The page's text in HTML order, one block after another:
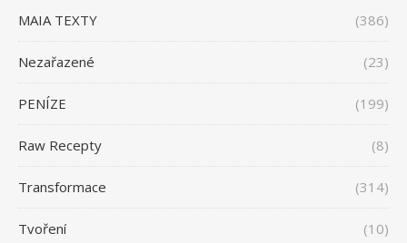
MAIA TEXTY (386)
Nezařazené (23)
PENÍZE (199)
Raw Recepty (8)
Transformace (314)
Tvoření (10)